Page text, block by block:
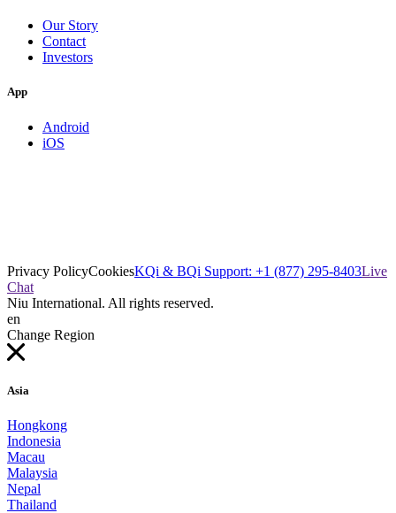
Our Story
Contact
Investors
App
Android
iOS
Privacy PolicyCookiesKQi & BQi Support: +1 (877) 295-8403Live
Chat
Niu International. All rights reserved.
en
Change Region
Asia
Hongkong
Indonesia
Macau
Malaysia
Nepal
Thailand